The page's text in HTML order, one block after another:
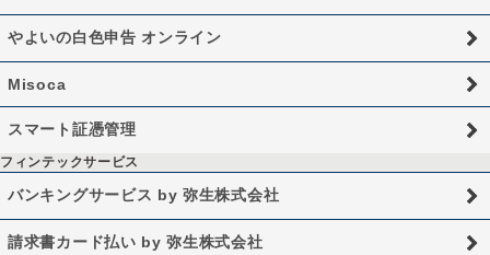
やよいの白色申告 オンライン
Misoca
スマート証憑管理
フィンテックサービス
バンキングサービス by 弥生株式会社
請求書カード払い by 弥生株式会社